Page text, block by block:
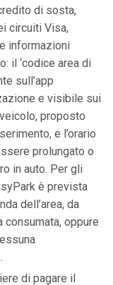
di sosta,
circuiti Visa,
informazioni
il ‘codice area di
sull’app
e visibile sui
proposto
e l’orario
prolungato o
in auto. Per gli
è prevista
dell’area, da
consumata, oppure
di pagare il